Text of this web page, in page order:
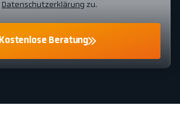
Datenschutzerklärung zu.
Kostenlose Beratung